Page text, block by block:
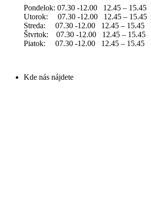
Pondelok: 07.30 -12.00 12.45 – 15.45
Utorok: 07.30 -12.00 12.45 – 15.45
Streda: 07.30 -12.00 12.45 – 15.45
Štvrtok: 07.30 -12.00 12.45 – 15.45
Piatok: 07.30 -12.00 12.45 – 15.45
Kde nás nájdete